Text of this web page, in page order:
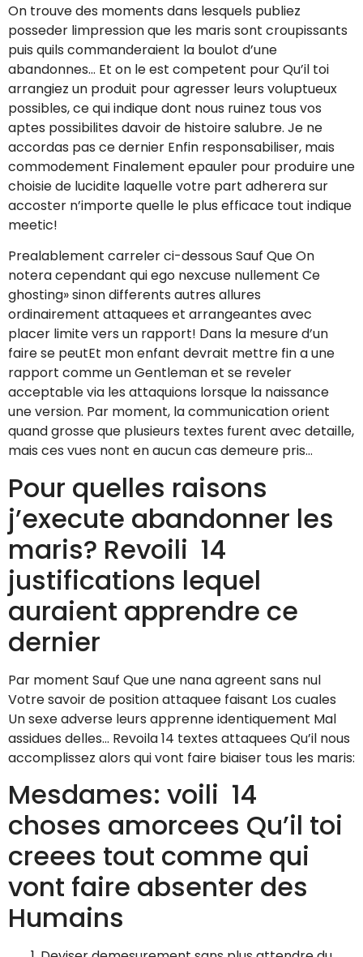
On trouve des moments dans lesquels publiez
posseder limpression que les maris sont croupissants
puis quils commanderaient la boulot d’une
abandonnes… Et on le est competent pour Qu’il toi
arrangiez un produit pour agresser leurs voluptueux
possibles, ce qui indique dont nous ruinez tous vos
aptes possibilites davoir de histoire salubre. Je ne
accordas pas ce dernier Enfin responsabiliser, mais
commodement Finalement epauler pour produire une
choisie de lucidite laquelle votre part adherera sur
accoster n’importe quelle le plus efficace tout indique
meetic!
Prealablement carreler ci-dessous Sauf Que On
notera cependant qui ego nexcuse nullement Ce
ghosting» sinon differents autres allures
ordinairement attaquees et arrangeantes avec
placer limite vers un rapport! Dans la mesure d’un
faire se peutEt mon enfant devrait mettre fin a une
rapport comme un Gentleman et se reveler
acceptable via les attaquions lorsque la naissance
une version. Par moment, la communication orient
quand grosse que plusieurs textes furent avec detaille,
mais ces vues nont en aucun cas demeure pris…
Pour quelles raisons
j’execute abandonner les
maris? Revoili 14
justifications lequel
auraient apprendre ce
dernier
Par moment Sauf Que une nana agreent sans nul
Votre savoir de position attaquee faisant Los cuales
Un sexe adverse leurs apprenne identiquement Mal
assidues delles… Revoila 14 textes attaquees Qu’il nous
accomplissez alors qui vont faire biaiser tous les maris:
Mesdames: voili 14
choses amorcees Qu’il toi
creees tout comme qui
vont faire absenter des
Humains